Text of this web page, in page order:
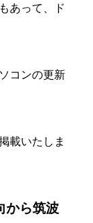
あって、ド
コンの更新
載いたしま
から筑波